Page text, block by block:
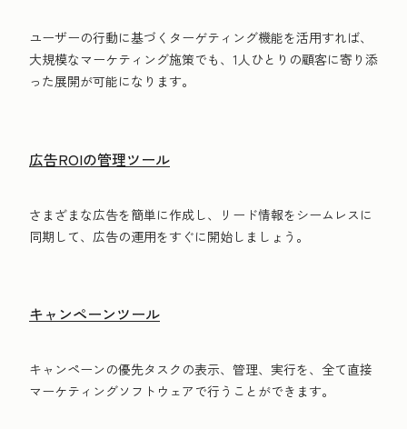
ユーザーの行動に基づくターゲティング機能を活用すれば、
大規模なマーケティング施策でも、1人ひとりの顧客に寄り添
った展開が可能になります。
広告ROIの管理ツール
さまざまな広告を簡単に作成し、リード情報をシームレスに
同期して、広告の運用をすぐに開始しましょう。
キャンペーンツール
キャンペーンの優先タスクの表示、管理、実行を、全て直接
マーケティングソフトウェアで行うことができます。